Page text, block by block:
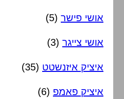
אושי פישר (5)
אושי צייגר (3)
איציק איזנשטט (35)
איציק פאמפ (6)